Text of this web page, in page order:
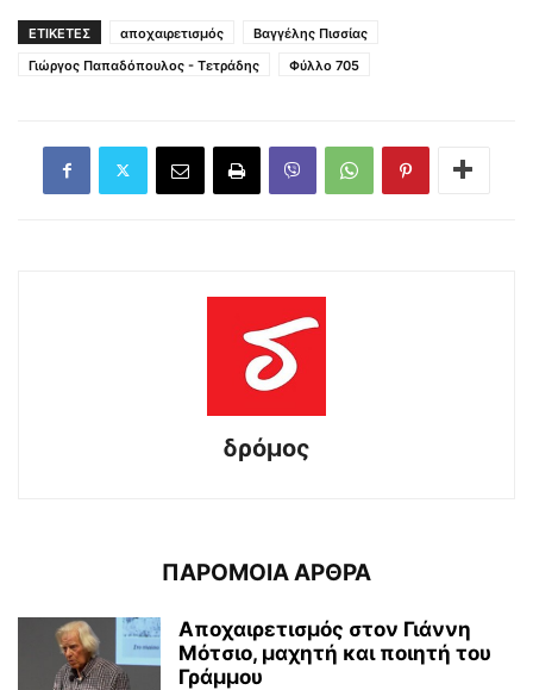
ΕΤΙΚΕΤΕΣ αποχαιρετισμός
Βαγγέλης Πισσίας
Γιώργος Παπαδόπουλος - Τετράδης
Φύλλο 705
δρόμος
ΠΑΡΟΜΟΙΑ ΑΡΘΡΑ
Αποχαιρετισμός στον Γιάννη
Μότσιο, μαχητή και ποιητή του
Γράμμου